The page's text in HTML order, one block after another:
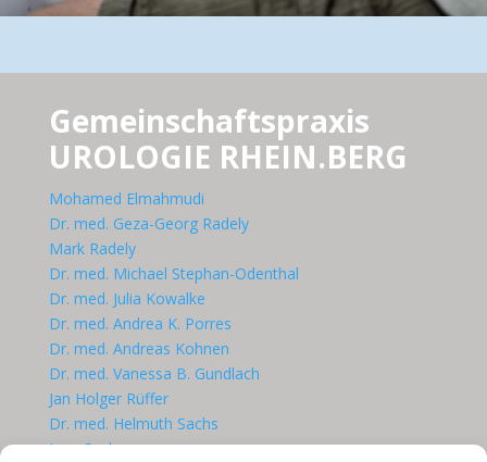
Gemeinschaftspraxis
UROLOGIE RHEIN.BERG
Mohamed Elmahmudi
Dr. med. Geza-Georg Radely
Mark Radely
Dr. med. Michael Stephan-Odenthal
Dr. med. Julia Kowalke
Dr. med. Andrea K. Porres
Dr. med. Andreas Kohnen
Dr. med. Vanessa B. Gundlach
Jan Holger Rüffer
Dr. med. Helmuth Sachs
Lars Sachs